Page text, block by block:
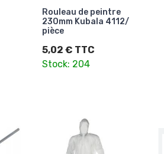
Rouleau de peintre
230mm Kubala 4112/
pièce
5,02 € TTC
Stock: 204